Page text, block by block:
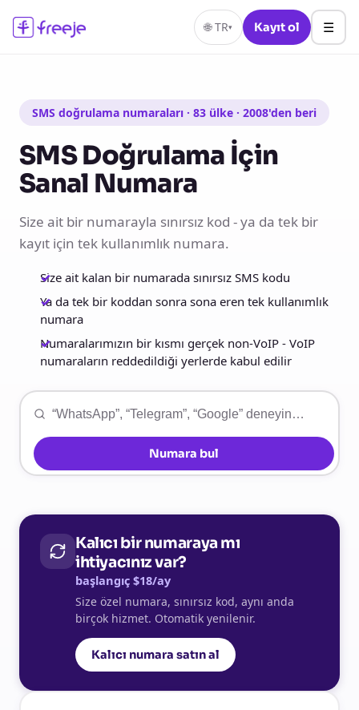
🌐TR▾ Kayıt ol ☰
SMS doğrulama numaraları · 83 ülke · 2008'den beri
SMS Doğrulama İçin
Sanal Numara
Size ait bir numarayla sınırsız kod - ya da tek bir
kayıt için tek kullanımlık numara.
Size ait kalan bir numarada sınırsız SMS kodu
Ya da tek bir koddan sonra sona eren tek kullanımlık
numara
Numaralarımızın bir kısmı gerçek non-VoIP - VoIP
numaraların reddedildiği yerlerde kabul edilir
Numara bul
Kalıcı bir numaraya mı
ihtiyacınız var?
başlangıç $18/ay
Size özel numara, sınırsız kod, aynı anda
birçok hizmet. Otomatik yenilenir.
Kalıcı numara satın al